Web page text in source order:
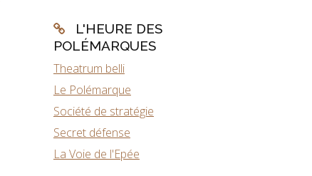
L'HEURE DES
POLÉMARQUES
Theatrum belli
Le Polémarque
Société de stratégie
Secret défense
La Voie de l'Epée